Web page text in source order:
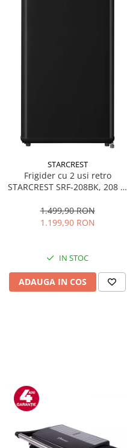
STARCREST
Frigider cu 2 usi retro
STARCREST SRF-208BK, 208 L,
Iluminare LED, Termostat
Reglabil, H 147 cm, Negru
1.499,90 RON
1.199,90 RON
IN STOC
ADAUGA IN COS